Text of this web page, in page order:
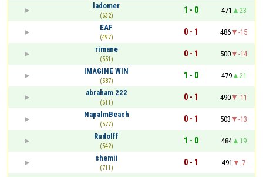
ladomer
(632)
1 - 0 471
23
EAF
(497)
0 - 1 486
-15
rimane
(551)
0 - 1 500
-14
IMAGINE WIN
(587)
1 - 0 479
21
abraham 222
(611)
0 - 1 490
-11
NapalmBeach
(577)
0 - 1 503
-13
Rudolff
(542)
1 - 0 484
19
shemii
(711)
0 - 1 491
-7